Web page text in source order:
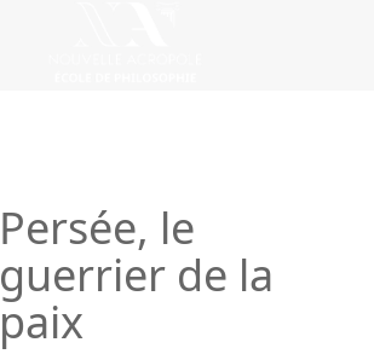
Persée, le
guerrier de la
paix